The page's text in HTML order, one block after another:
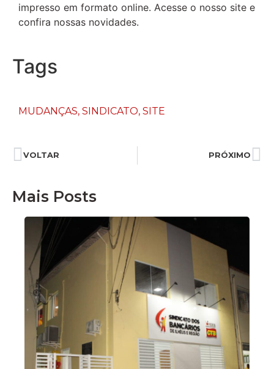
impresso em formato online. Acesse o nosso site e
confira nossas novidades.
Tags
MUDANÇAS, SINDICATO, SITE
VOLTAR PRÓXIMO
Mais Posts